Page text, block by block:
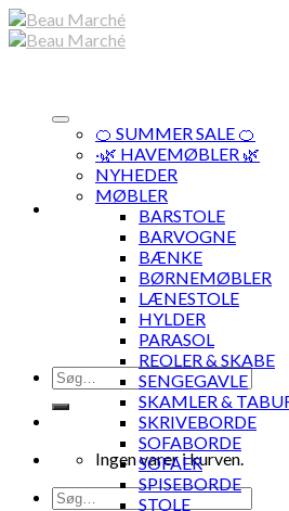
Skip
to
Søg
efter:
Ingen varer i kurven.
Søg
🍊 SUMMER SALE 🍊
·🌿 HAVEMØBLER 🌿
NYHEDER
MØBLER
BARSTOLE
BARVOGNE
BÆNKE
BØRNEMØBLER
LÆNESTOLE
HYLDER
PARASOL
REOLER & SKABE
SENGEGAVLE
SKAMLER &
SKRIVEBORDE
SOFABORDE
SOFAER
SPISEBORDE
STOLE